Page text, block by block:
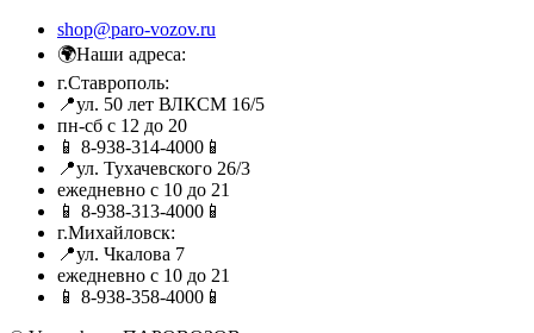
shop@paro-vozov.ru
🌍Наши адреса:
г.Ставрополь:
📍ул. 50 лет ВЛКСМ 16/5
пн-сб с 12 до 20
📱 8-938-314-4000📱
📍ул. Тухачевского 26/3
ежедневно с 10 до 21
📱 8-938-313-4000📱
г.Михайловск:
📍ул. Чкалова 7
ежедневно с 10 до 21
📱 8-938-358-4000📱